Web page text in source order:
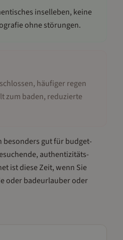
inselleben, keine
ohne störungen.
häufiger regen
zum baden, reduzierte
besonders gut fürbudget-
authentizitäts-
ist diese Zeit, wenn Sie
oder badeurlauber oder